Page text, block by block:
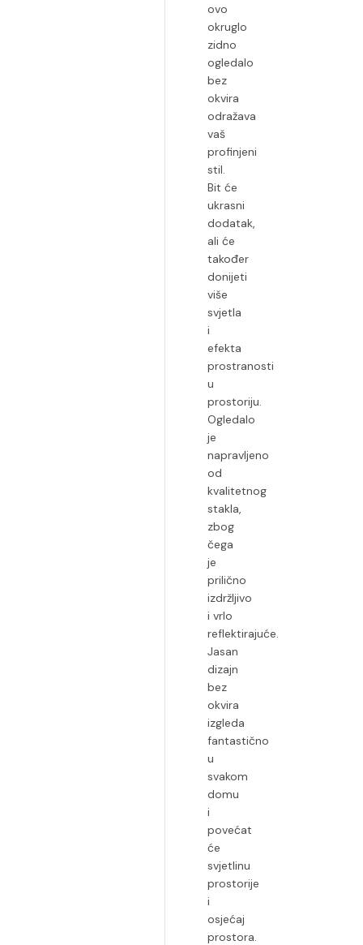
ovo
okruglo
zidno
ogledalo
bez
okvira
odražava
vaš
profinjeni
stil.
Bit će
ukrasni
dodatak,
ali će
također
donijeti
više
svjetla
i
efekta
prostranosti
u
prostoriju.
Ogledalo
je
napravljeno
od
kvalitetnog
stakla,
zbog
čega
je
prilično
izdržljivo
i vrlo
reflektirajuće.
Jasan
dizajn
bez
okvira
izgleda
fantastično
u
svakom
domu
i
povećat
će
svjetlinu
prostorije
i
osjećaj
prostora.